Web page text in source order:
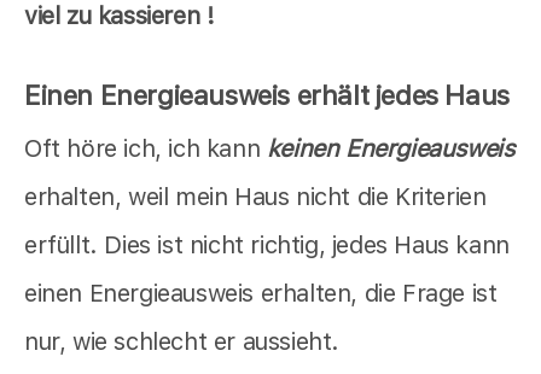
viel zu kassieren !
Einen Energieausweis erhält jedes Haus
Oft höre ich, ich kann keinen Energieausweis
erhalten, weil mein Haus nicht die Kriterien
erfüllt. Dies ist nicht richtig, jedes Haus kann
einen Energieausweis erhalten, die Frage ist
nur, wie schlecht er aussieht.